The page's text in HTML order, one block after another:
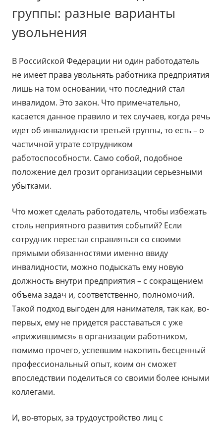
группы: разные варианты
увольнения
В Российской Федерации ни один работодатель
не имеет права увольнять работника предприятия
лишь на том основании, что последний стал
инвалидом. Это закон. Что примечательно,
касается данное правило и тех случаев, когда речь
идет об инвалидности третьей группы, то есть – о
частичной утрате сотрудником
работоспособности. Само собой, подобное
положение дел грозит организации серьезными
убытками.
Что может сделать работодатель, чтобы избежать
столь неприятного развития событий? Если
сотрудник перестал справляться со своими
прямыми обязанностями именно ввиду
инвалидности, можно подыскать ему новую
должность внутри предприятия – с сокращением
объема задач и, соответственно, полномочий.
Такой подход выгоден для нанимателя, так как, во-
первых, ему не придется расставаться с уже
«прижившимся» в организации работником,
помимо прочего, успевшим накопить бесценный
профессиональный опыт, коим он сможет
впоследствии поделиться со своими более юными
коллегами.
И, во-вторых, за трудоустройство лиц с